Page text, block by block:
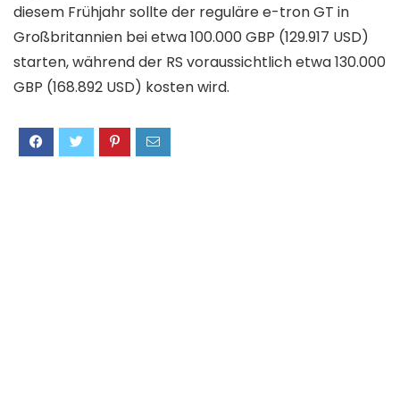
diesem Frühjahr sollte der reguläre e-tron GT in
Großbritannien bei etwa 100.000 GBP (129.917 USD)
starten, während der RS ​​voraussichtlich etwa 130.000
GBP (168.892 USD) kosten wird.